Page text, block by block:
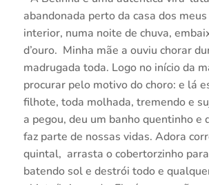
abandonada perto da casa dos
interior, numa noite de chuva,
d’ouro. Minha mãe a ouviu chorar
madrugada toda. Logo no início da
procurar pelo motivo do choro: e lá
filhote, toda molhada, tremendo e
a pegou, deu um banho quentinho e
faz parte de nossas vidas. Adora
quintal, arrasta o cobertorzinho
batendo sol e destrói todo e